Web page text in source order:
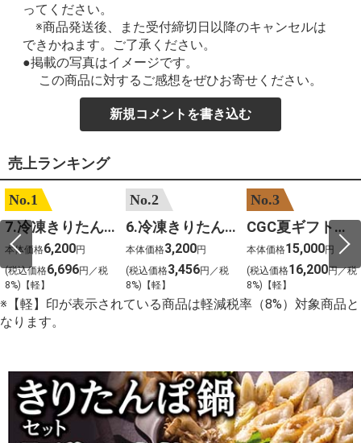
ってください。
※商品発送後、また受付締切日以降のキャンセルは
できかねます。ご了承ください。
●掲載の写真はイメージです。
この商品に対するご感想をぜひお寄せください。
新規コメントを書き込む
売上ランキング
No.1
7.冷凍きりたんぽセットM 野菜なし 4人前
本体価格6,200円
(税込価格6,696円／税
8%)【軽】
No.2
6.冷凍きりたんぽセットＳ 野菜なし 2人前
本体価格3,200円
(税込価格3,456円／税
8%)【軽】
No.3
CGC夏ギフト【1101】和牛苑 神戸牛・三田和牛食べ比べ(680g)
本体価格15,000円
(税込価格16,200円／税
8%)【軽】
※【軽】印が表示されている商品は軽減税率（8%）対象商品と
なります。